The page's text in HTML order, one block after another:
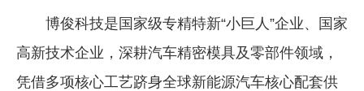
行情报价
数字报
博俊科技是国家级专精特新“小巨人”企业、国家
高新技术企业，深耕汽车精密模具及零部件领域，
凭借多项核心工艺跻身全球新能源汽车核心配套供